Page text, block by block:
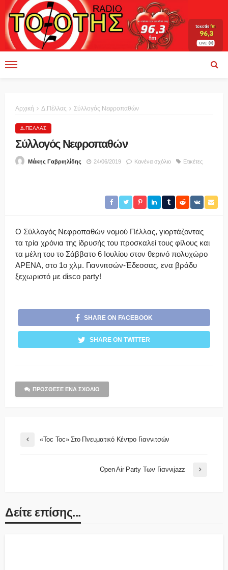
Αρχική Δ.Πέλλας Σύλλογός Νεφροπαθών
Δ.ΠΈΛΛΑΣ
Σύλλογός Νεφροπαθών
Μάκης Γαβριηλίδης 24/06/2019 Κανένα σχόλιο Ετικέτες
Ο Σύλλογός Νεφροπαθών νομού Πέλλας, γιορτάζοντας
τα τρία χρόνια της ίδρυσής του προσκαλεί τους φίλους και
τα μέλη του το Σάββατο 6 Ιουλίου στον θερινό πολυχώρο
ΑΡΕΝΑ, στο 1ο χλμ. Γιαννιτσών-Έδεσσας, ενα βράδυ
ξεχωριστό με disco party!
SHARE ON FACEBOOK
SHARE ON TWITTER
ΠΡΌΣΘΕΣΕ ΈΝΑ ΣΧΌΛΙΟ
«Toc Toc» Στο Πνευματικό Κέντρο Γιαννιτσών
Open Air Party Των Γιαννιjazz
Δείτε επίσης...